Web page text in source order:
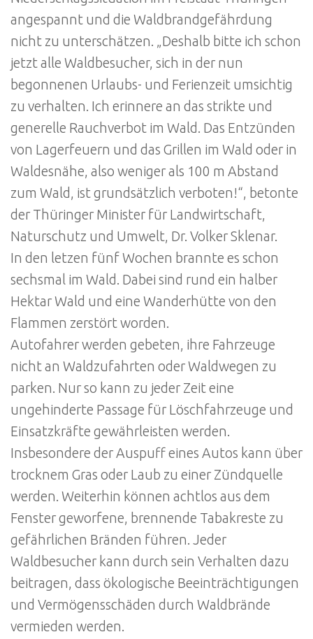
angespannt und die Waldbrandgefährdung
nicht zu unterschätzen. „Deshalb bitte ich schon
jetzt alle Waldbesucher, sich in der nun
begonnenen Urlaubs- und Ferienzeit umsichtig
zu verhalten. Ich erinnere an das strikte und
generelle Rauchverbot im Wald. Das Entzünden
von Lagerfeuern und das Grillen im Wald oder in
Waldesnähe, also weniger als 100 m Abstand
zum Wald, ist grundsätzlich verboten!“, betonte
der Thüringer Minister für Landwirtschaft,
Naturschutz und Umwelt, Dr. Volker Sklenar.
In den letzen fünf Wochen brannte es schon
sechsmal im Wald. Dabei sind rund ein halber
Hektar Wald und eine Wanderhütte von den
Flammen zerstört worden.
Autofahrer werden gebeten, ihre Fahrzeuge
nicht an Waldzufahrten oder Waldwegen zu
parken. Nur so kann zu jeder Zeit eine
ungehinderte Passage für Löschfahrzeuge und
Einsatzkräfte gewährleisten werden.
Insbesondere der Auspuff eines Autos kann über
trocknem Gras oder Laub zu einer Zündquelle
werden. Weiterhin können achtlos aus dem
Fenster geworfene, brennende Tabakreste zu
gefährlichen Bränden führen. Jeder
Waldbesucher kann durch sein Verhalten dazu
beitragen, dass ökologische Beeinträchtigungen
und Vermögensschäden durch Waldbrände
vermieden werden.